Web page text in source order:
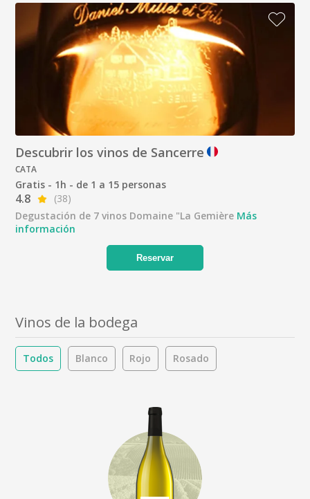
Descubrir los vinos de Sancerre
CATA
Gratis - 1h - de 1 a 15 personas
4.8
(38)
Degustación de 7 vinos Domaine "La Gemière Más
información
Reservar
Vinos de la bodega
Todos Blanco Rojo Rosado